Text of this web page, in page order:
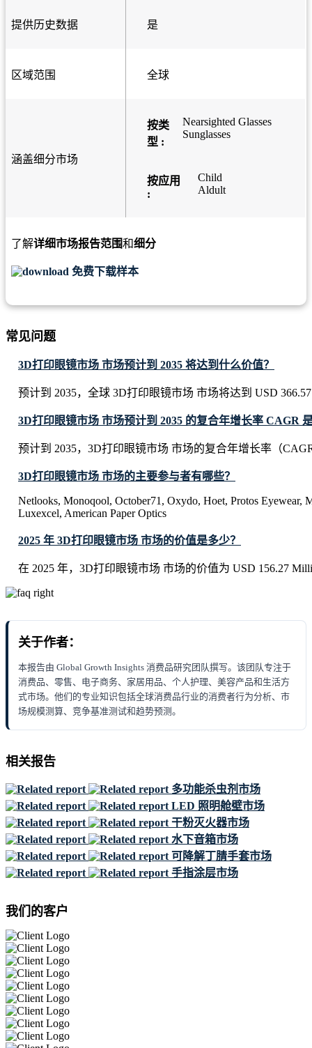
提供历史数据 是
区域范围 全球
涵盖细分市场
按类
型 :
Nearsighted Glasses
Sunglasses
按应用
:
Child
Aldult
了解详细市场报告范围和细分
免费下载样本
常见问题
3D打印眼镜市场 市场预计到 2035 将达到什么价值？
预计到 2035，全球 3D打印眼镜市场 市场将达到 USD
3D打印眼镜市场 市场预计到 2035 的复合年增长率 CAGR
预计到 2035，3D打印眼镜市场 市场的复合年增长率（
3D打印眼镜市场 市场的主要参与者有哪些？
Netlooks, Monoqool, October71, Oxydo, Hoet, Protos Eyewear,
Luxexcel, American Paper Optics
2025 年 3D打印眼镜市场 市场的价值是多少？
在 2025 年，3D打印眼镜市场 市场的价值为 USD 156.27
关于作者：
本报告由 Global Growth Insights 消费品研究团队撰写。该团队专注于
消费品、零售、电子商务、家居用品、个人护理、美容产品和生活方
式市场。他们的专业知识包括全球消费品行业的消费者行为分析、市
场规模测算、竞争基准测试和趋势预测。
相关报告
多功能杀虫剂市场
LED 照明舱壁市场
干粉灭火器市场
水下音箱市场
可降解丁腈手套市场
手指涂层市场
我们的客户